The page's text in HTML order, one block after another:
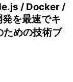
/ Docker /
を最速でキ
ための技術ブ